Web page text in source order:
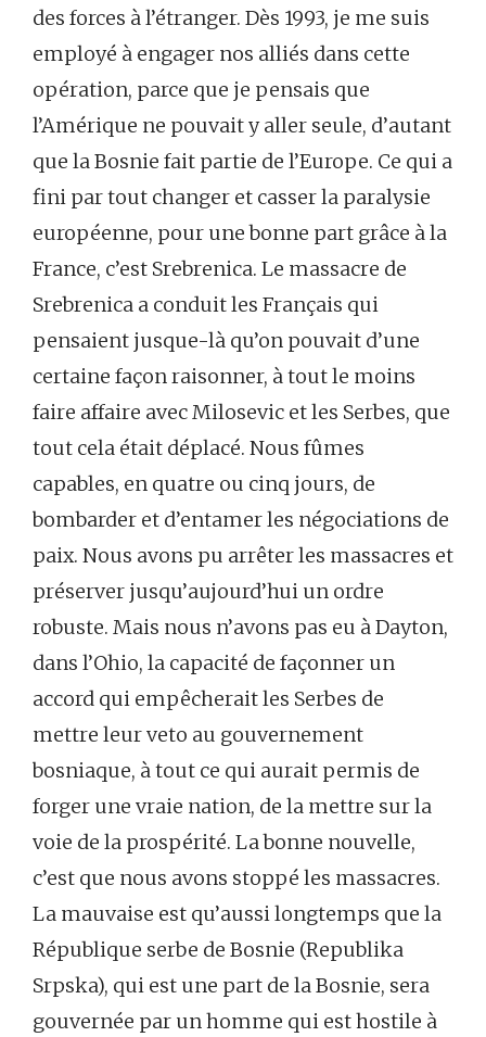
des forces à l’étranger. Dès 1993, je me suis
employé à engager nos alliés dans cette
opération, parce que je pensais que
l’Amérique ne pouvait y aller seule, d’autant
que la Bosnie fait partie de l’Europe. Ce qui a
fini par tout changer et casser la paralysie
européenne, pour une bonne part grâce à la
France, c’est Srebrenica. Le massacre de
Srebrenica a conduit les Français qui
pensaient jusque-là qu’on pouvait d’une
certaine façon raisonner, à tout le moins
faire affaire avec Milosevic et les Serbes, que
tout cela était déplacé. Nous fûmes
capables, en quatre ou cinq jours, de
bombarder et d’entamer les négociations de
paix. Nous avons pu arrêter les massacres et
préserver jusqu’aujourd’hui un ordre
robuste. Mais nous n’avons pas eu à Dayton,
dans l’Ohio, la capacité de façonner un
accord qui empêcherait les Serbes de
mettre leur veto au gouvernement
bosniaque, à tout ce qui aurait permis de
forger une vraie nation, de la mettre sur la
voie de la prospérité. La bonne nouvelle,
c’est que nous avons stoppé les massacres.
La mauvaise est qu’aussi longtemps que la
République serbe de Bosnie (Republika
Srpska), qui est une part de la Bosnie, sera
gouvernée par un homme qui est hostile à